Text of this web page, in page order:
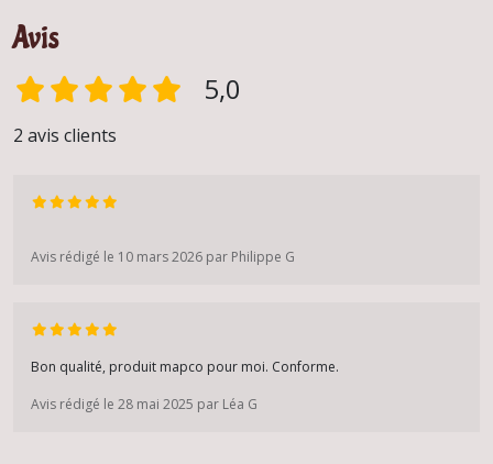
Avis
5,0
2 avis clients
Avis rédigé le 10 mars 2026 par Philippe G
Bon qualité, produit mapco pour moi. Conforme.
Avis rédigé le 28 mai 2025 par Léa G